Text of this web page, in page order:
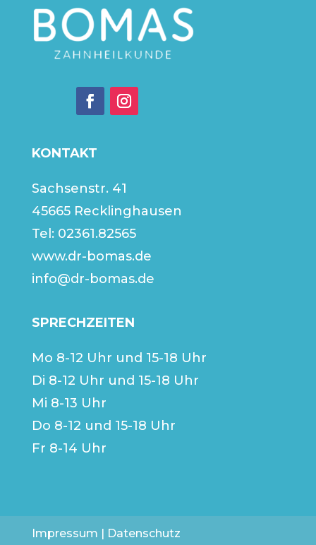
KONTAKT
Sachsenstr. 41
45665 Recklinghausen
Tel: 02361.82565
www.dr-bomas.de
info@dr-bomas.de
SPRECHZEITEN
Mo 8-12 Uhr und 15-18 Uhr
Di 8-12 Uhr und 15-18 Uhr
Mi 8-13 Uhr
Do 8-12 und 15-18 Uhr
Fr 8-14 Uhr
Impressum | Datenschutz